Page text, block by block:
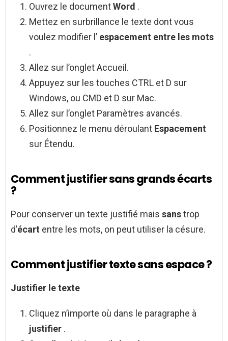
Ouvrez le documentWord .
Mettez en surbrillance le texte dont vous
voulez modifier l’ espacement entre les mots
.
Allez sur l’onglet Accueil.
Appuyez sur les touches CTRL et D sur
Windows, ou CMD et D sur Mac.
Allez sur l’onglet Paramètres avancés.
Positionnez le menu déroulant Espacement
sur Étendu.
Comment justifier sans grands écarts
?
Pour conserver un texte justifié mais sanstrop
d’écart entre les mots, on peut utiliser la césure.
Comment justifier texte sans espace ?
Justifier letexte
Cliquez n’importe où dans le paragraphe à
justifier .